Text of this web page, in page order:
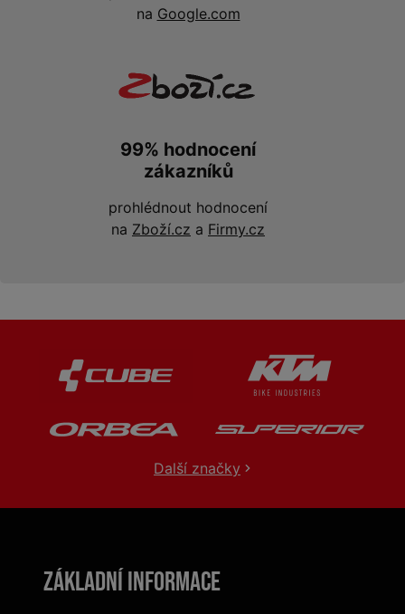
na Google.com
99% hodnocení
zákazníků
prohlédnout hodnocení
na Zboží.cz a Firmy.cz
Další značky
Základní informace